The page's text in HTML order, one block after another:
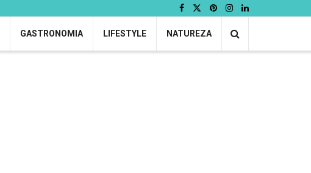
GASTRONOMIA LIFESTYLE NATUREZA